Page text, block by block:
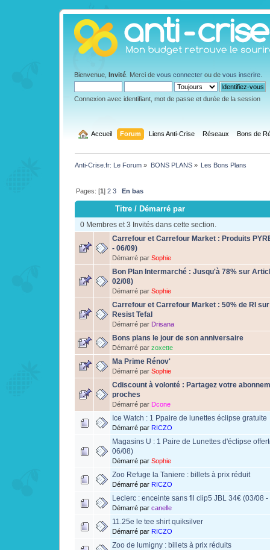
Bienvenue, Invité . Merci de vous connecter ou de vous inscrire
Connexion avec identifiant, mot de passe et durée de la session
Accueil Forum Liens Anti-Crise Réseaux Bons de
Anti-Crise.fr: Le Forum » BONS PLANS» Les Bons Plans
Pages: [1]2 3 En bas
Titre /Démarré par
0 Membres et 3 Invités dans cette section.
Carrefour et Carrefour Market : Produits
- 06/09)
Démarré par Sophie
Bon Plan Intermarché : Jusqu'à 78% sur
02/08)
Démarré par Sophie
Carrefour et Carrefour Market : 50% de RI
Resist Tefal
Démarré par Drisana
Bons plans le jour de son anniversaire
Démarré par zoxette
Ma Prime Rénov'
Démarré par Sophie
Cdiscount à volonté : Partagez votre
proches
Démarré par Dcone
Ice Watch : 1 Ppaire de lunettes éclipse gratuite
Démarré par RICZO
Magasins U : 1 Paire de Lunettes d'éclipse
06/08)
Démarré par Sophie
Zoo Refuge la Taniere : billets à prix réduit
Démarré par RICZO
Leclerc : enceinte sans fil clip5 JBL 34€ (03/08 -
Démarré par canelle
11.25e le tee shirt quiksilver
Démarré par RICZO
Zoo de lumigny : billets à prix réduits